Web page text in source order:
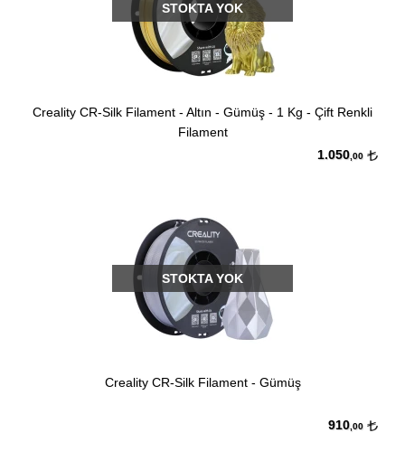
STOKTA YOK
Creality CR-Silk Filament - Altın - Gümüş - 1 Kg - Çift Renkli
Filament
1.050 ,00
STOKTA YOK
Creality CR-Silk Filament - Gümüş
910 ,00